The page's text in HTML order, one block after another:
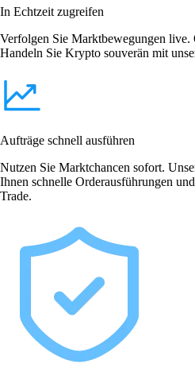
In Echtzeit zugreifen
Verfolgen Sie Marktbewegungen live.
Handeln Sie Krypto souverän mit
Aufträge schnell ausführen
Nutzen Sie Marktchancen sofort.
Ihnen schnelle Orderausführungen
Trade.